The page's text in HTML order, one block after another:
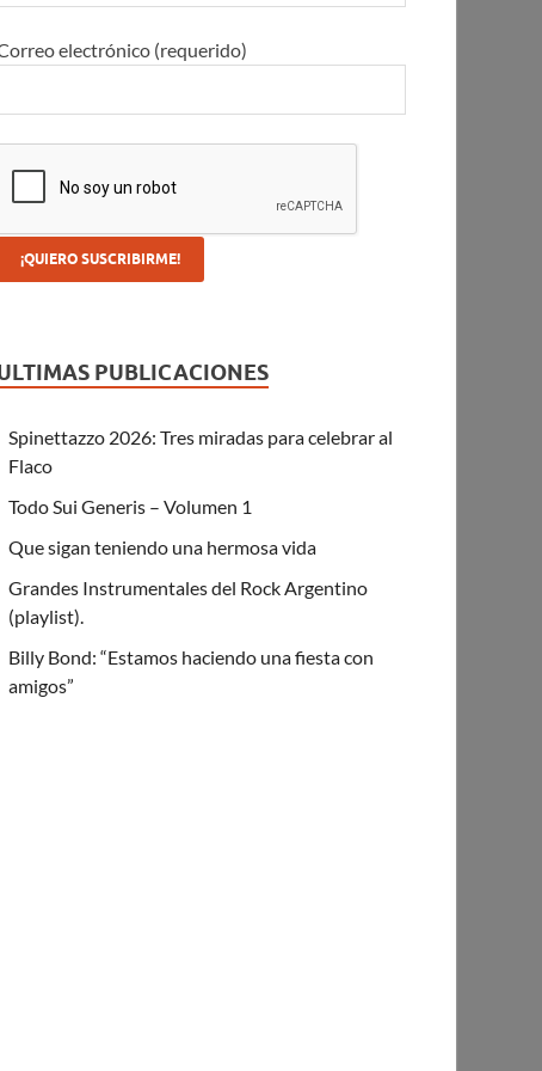
electrónico (requerido)
PUBLICACIONES
Spinettazzo 2026: Tres miradas para celebrar al
Flaco
Todo Sui Generis – Volumen 1
Que sigan teniendo una hermosa vida
Grandes Instrumentales del Rock Argentino
(playlist).
Billy Bond: “Estamos haciendo una fiesta con
amigos”